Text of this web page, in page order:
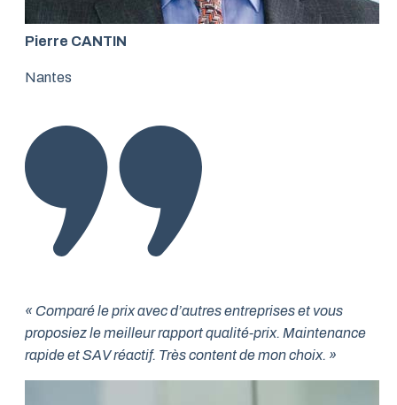
Pierre CANTIN
Nantes
« Comparé le prix avec d’autres entreprises et vous
proposiez le meilleur rapport qualité-prix. Maintenance
rapide et SAV réactif. Très content de mon choix. »